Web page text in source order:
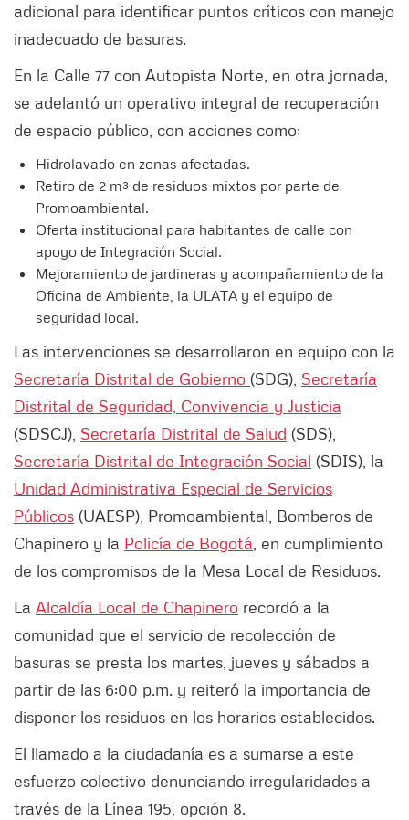
adicional para identificar puntos críticos con manejo
inadecuado de basuras.
En la Calle 77 con Autopista Norte, en otra jornada,
se adelantó un operativo integral de recuperación
de espacio público, con acciones como:
Hidrolavado en zonas afectadas.
Retiro de 2 m³ de residuos mixtos por parte de
Promoambiental.
Oferta institucional para habitantes de calle con
apoyo de Integración Social.
Mejoramiento de jardineras y acompañamiento de la
Oficina de Ambiente, la ULATA y el equipo de
seguridad local.
Las intervenciones se desarrollaron en equipo con la
Secretaría Distrital de Gobierno (SDG), Secretaría
Distrital de Seguridad, Convivencia y Justicia
(SDSCJ), Secretaría Distrital de Salud (SDS),
Secretaría Distrital de Integración Social (SDIS), la
Unidad Administrativa Especial de Servicios
Públicos (UAESP), Promoambiental, Bomberos de
Chapinero y la Policía de Bogotá , en cumplimiento
de los compromisos de la Mesa Local de Residuos.
La Alcaldía Local de Chapinero recordó a la
comunidad que el servicio de recolección de
basuras se presta los martes, jueves y sábados a
partir de las 6:00 p.m. y reiteró la importancia de
disponer los residuos en los horarios establecidos.
El llamado a la ciudadanía es a sumarse a este
esfuerzo colectivo denunciando irregularidades a
través de la Línea 195, opción 8.